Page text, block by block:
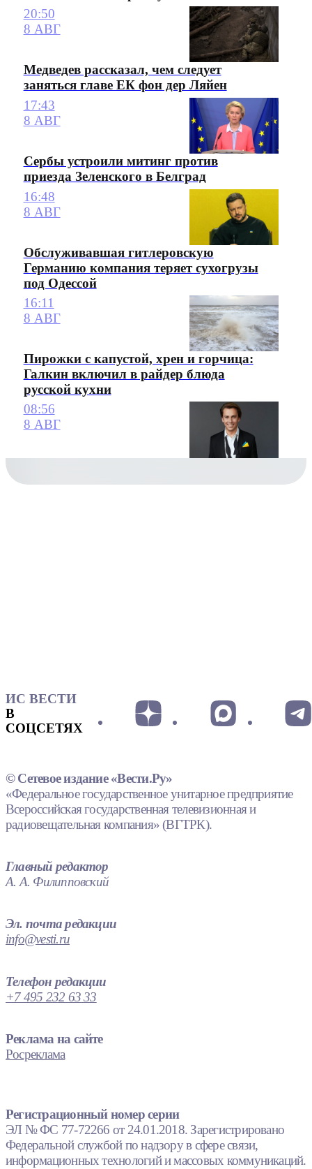
20:50
8 АВГ
Медведев рассказал, чем следует
заняться главе ЕК фон дер Ляйен
17:43
8 АВГ
Сербы устроили митинг против
приезда Зеленского в Белград
16:48
8 АВГ
Обслуживавшая гитлеровскую
Германию компания теряет сухогрузы
под Одессой
16:11
8 АВГ
Пирожки с капустой, хрен и горчица:
Галкин включил в райдер блюда
русской кухни
08:56
8 АВГ
ИС ВЕСТИ
В
СОЦСЕТЯХ
© Сетевое издание «Вести.Ру»
«Федеральное государственное унитарное предприятие
Всероссийская государственная телевизионная и
радиовещательная компания» (ВГТРК).
Главный редактор
А. А. Филипповский
Эл. почта редакции
info@vesti.ru
Телефон редакции
+7 495 232 63 33
Реклама на сайте
Росреклама
Регистрационный номер серии
ЭЛ № ФС 77-72266 от 24.01.2018. Зарегистрировано
Федеральной службой по надзору в сфере связи,
информационных технологий и массовых коммуникаций.